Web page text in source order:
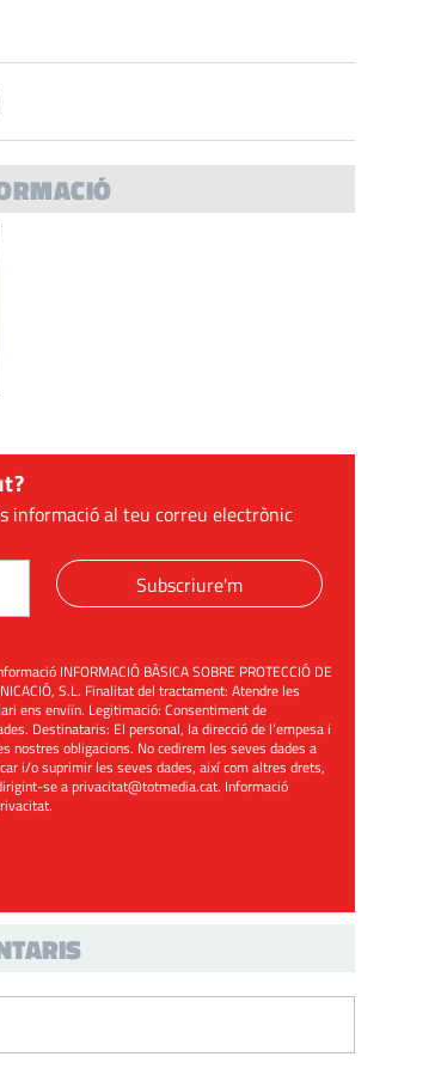
informació al teu correu electrònic
Subscriure'm
INFORMACIÓ BÀSICA SOBRE PROTECCIÓ DE
S.L. Finalitat del tractament: Atendre les
ens enviïn. Legitimació: Consentiment de
Destinataris: El personal, la direcció de l’empesa i
nostres obligacions. No cedirem les seves dades a
i/o suprimir les seves dades, així com altres drets,
se aprivacitat@totmedia.cat. Informació
.